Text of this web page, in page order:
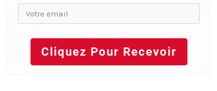
Cliquez Pour Recevoir